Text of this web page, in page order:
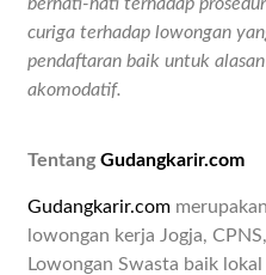
curiga terhadap lowongan
pendaftaran baik untuk
akomodatif.
TentangGudangkarir.com
Gudangkarir.com
lowongan kerja Jogja,
Lowongan Swasta baik